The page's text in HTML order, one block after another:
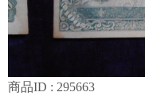
商品ID : 295663